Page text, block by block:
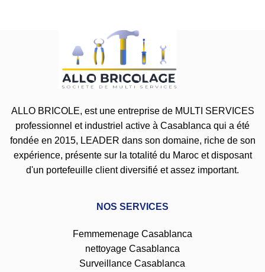
ALLO BRICOLE, est une entreprise de MULTI SERVICES
professionnel et industriel active à Casablanca qui a été
fondée en 2015, LEADER dans son domaine, riche de son
expérience, présente sur la totalité du Maroc et disposant
d'un portefeuille client diversifié et assez important.
NOS SERVICES
Femmemenage Casablanca
nettoyage Casablanca
Surveillance Casablanca